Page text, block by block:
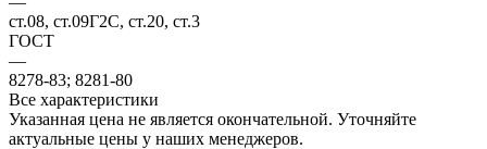
ст.08, ст.09Г2С, ст.20, ст.3
ГОСТ
—
8278-83; 8281-80
Все характеристики
Указанная цена не является окончательной. Уточняйте
актуальные цены у наших менеджеров.